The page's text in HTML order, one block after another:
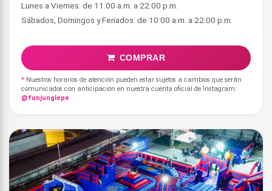
Lunes a Viernes: de 11:00 a.m. a 22:00 p.m.
COMPRAR
* Nuestros horarios de atención pueden estar sujetos a cambios que serán
comunicados con anticipación en nuestra cuenta oficial de Instagram:
@funjunglepe